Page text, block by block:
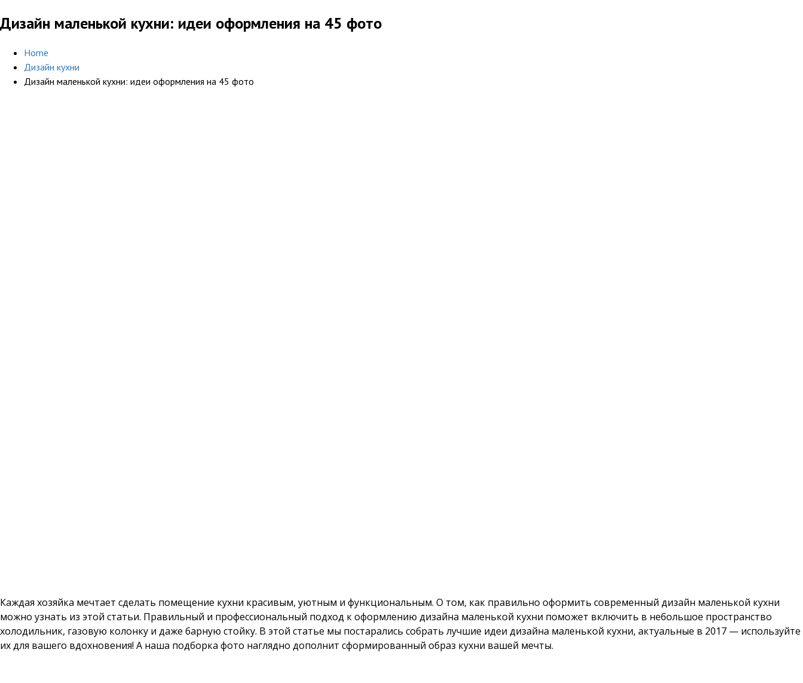
Дизайн маленькой кухни: идеи оформления на 45 фото
Home
Дизайн кухни
Дизайн маленькой кухни: идеи оформления на 45 фото
Каждая хозяйка мечтает сделать помещение кухни красивым, уютным и функциональным. О том, как правильно оформить современный дизайн маленькой кухни
можно узнать из этой статьи. Правильный и профессиональный подход к оформлению дизайна маленькой кухни поможет включить в небольшое пространство
холодильник, газовую колонку и даже барную стойку. В этой статье мы постарались собрать лучшие идеи дизайна маленькой кухни, актуальные в 2017 — используйте
их для вашего вдохновения! А наша подборка фото наглядно дополнит сформированный образ кухни вашей мечты.